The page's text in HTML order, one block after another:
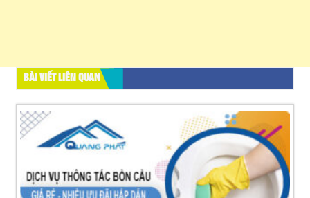
BÀI VIẾT LIÊN QUAN